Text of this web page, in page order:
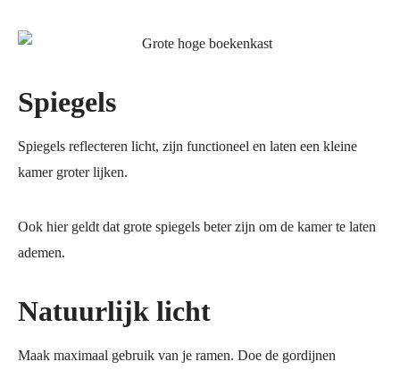
Spiegels
Spiegels reflecteren licht, zijn functioneel en laten een kleine
kamer groter lijken.
Ook hier geldt dat grote spiegels beter zijn om de kamer te laten
ademen.
Natuurlijk licht
Maak maximaal gebruik van je ramen. Doe de gordijnen